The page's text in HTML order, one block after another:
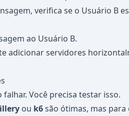
verifica se o Usuário B
ao Usuário B.
adicionar servidores
Você precisa testar isso.
ou k6são ótimas, mas